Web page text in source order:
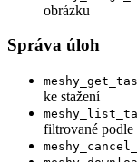
obrázku
Správa úloh
ke stažení
filtrované podle